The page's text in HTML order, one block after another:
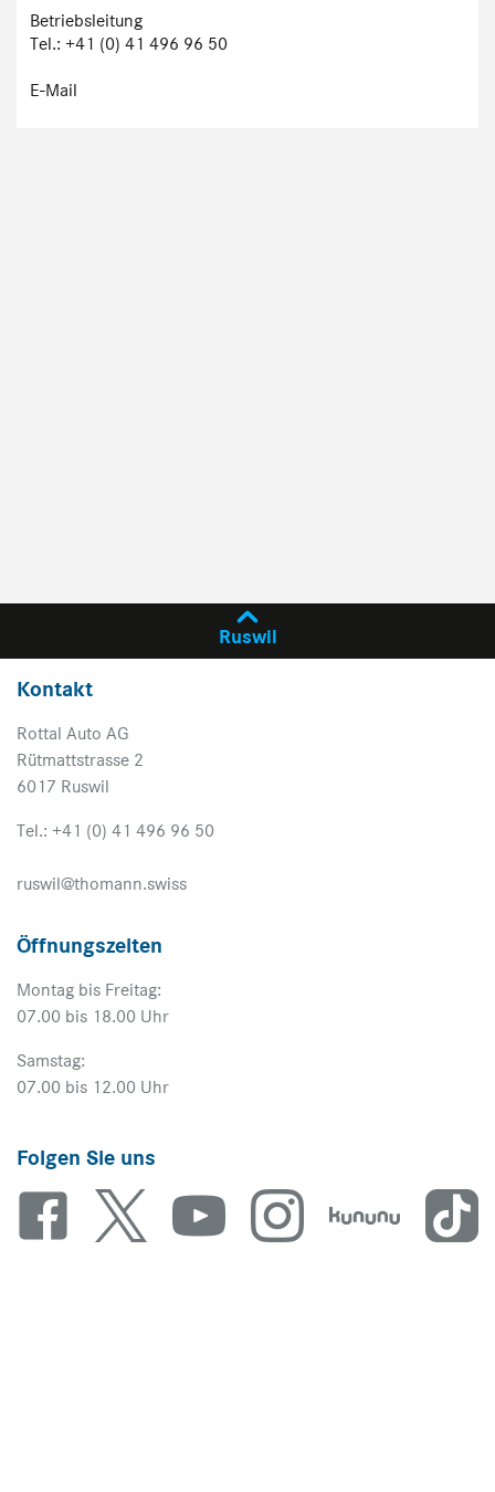
Betriebsleitung
Tel.: +41 (0) 41 496 96 50
E-Mail
Ruswil
Kontakt
Rottal Auto AG
Rütmattstrasse 2
6017 Ruswil
Tel.: +41 (0) 41 496 96 50
ruswil@thomann.swiss
Öffnungszeiten
Montag bis Freitag:
07.00 bis 18.00 Uhr
Samstag:
07.00 bis 12.00 Uhr
Folgen Sie uns